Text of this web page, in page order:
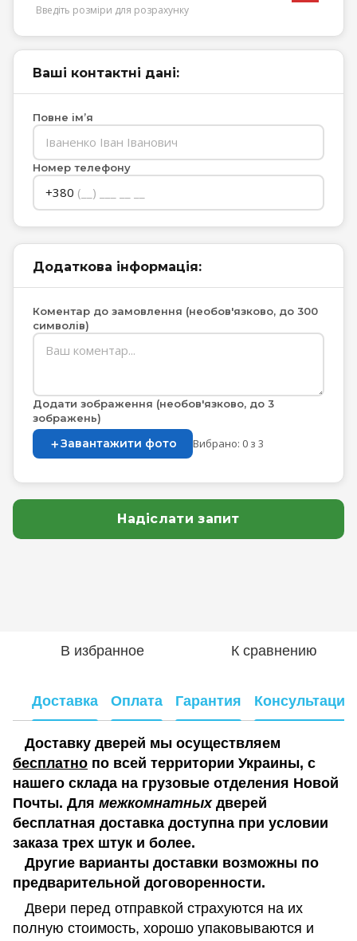
Введіть розміри для розрахунку
Ваші контактні дані:
Повне імʼя
Номер телефону
+380
Додаткова інформація:
Коментар до замовлення (необов'язково, до 300
символів)
Додати зображення (необов'язково, до 3
зображень)
＋Завантажити фото Вибрано: 0 з 3
Надіслати запит
В избранное К сравнению
Доставка Оплата Гарантия Консультация
Доставку дверей мы осуществляем
бесплатно по всей территории Украины, с
нашего склада на грузовые отделения Новой
Почты. Для межкомнатныхдверей
бесплатная доставка доступна при условии
заказа трех штук и более.
Другие варианты доставки возможны по
предварительной договоренности.
Двери перед отправкой страхуются на их
полную стоимость, хорошо упаковываются и